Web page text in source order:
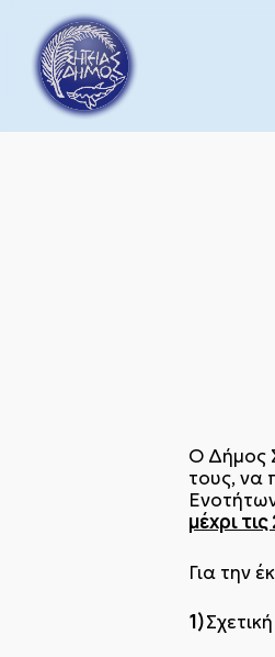
main
content
Ο Δήμος
τους, να
μέχρι
Για την
1)